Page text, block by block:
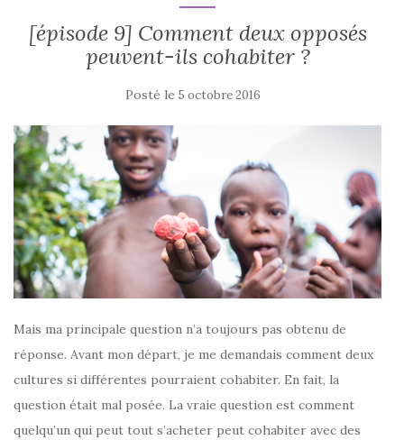
[épisode 9] Comment deux opposés
peuvent-ils cohabiter ?
Posté le 5 octobre 2016
Mais ma principale question n’a toujours pas obtenu de
réponse. Avant mon départ, je me demandais comment deux
cultures si différentes pourraient cohabiter. En fait, la
question était mal posée. La vraie question est comment
quelqu’un qui peut tout s’acheter peut cohabiter avec des